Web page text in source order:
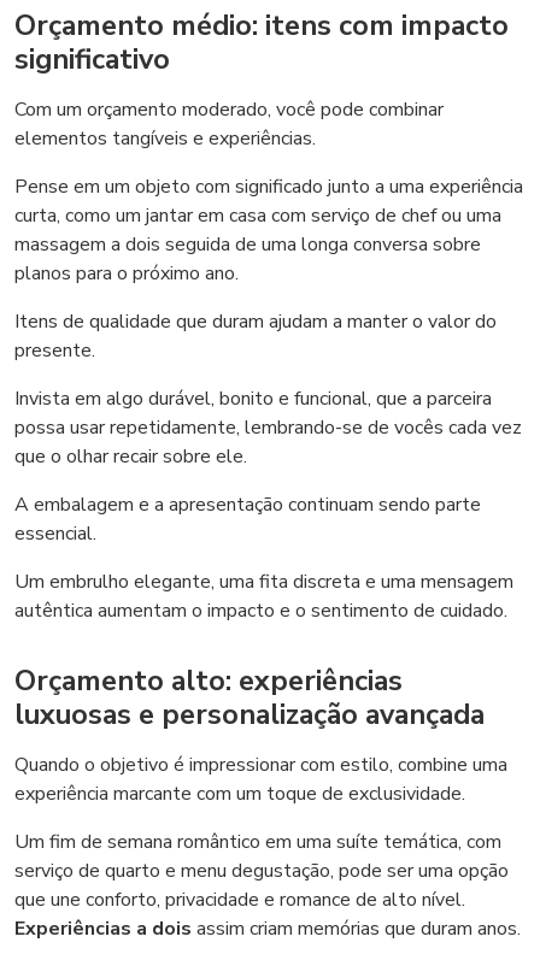
Orçamento médio: itens com impacto
significativo
Com um orçamento moderado, você pode combinar
elementos tangíveis e experiências.
Pense em um objeto com significado junto a uma experiência
curta, como um jantar em casa com serviço de chef ou uma
massagem a dois seguida de uma longa conversa sobre
planos para o próximo ano.
Itens de qualidade que duram ajudam a manter o valor do
presente.
Invista em algo durável, bonito e funcional, que a parceira
possa usar repetidamente, lembrando-se de vocês cada vez
que o olhar recair sobre ele.
A embalagem e a apresentação continuam sendo parte
essencial.
Um embrulho elegante, uma fita discreta e uma mensagem
autêntica aumentam o impacto e o sentimento de cuidado.
Orçamento alto: experiências
luxuosas e personalização avançada
Quando o objetivo é impressionar com estilo, combine uma
experiência marcante com um toque de exclusividade.
Um fim de semana romântico em uma suíte temática, com
serviço de quarto e menu degustação, pode ser uma opção
que une conforto, privacidade e romance de alto nível.
Experiências a dois assim criam memórias que duram anos.